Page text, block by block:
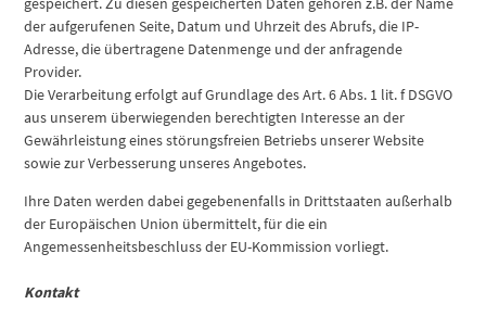
der aufgerufenen Seite, Datum und Uhrzeit des Abrufs, die IP-
Adresse, die übertragene Datenmenge und der anfragende
Provider.
Die Verarbeitung erfolgt auf Grundlage des Art. 6 Abs. 1 lit. f DSGVO
aus unserem überwiegenden berechtigten Interesse an der
Gewährleistung eines störungsfreien Betriebs unserer Website
sowie zur Verbesserung unseres Angebotes.
Ihre Daten werden dabei gegebenenfalls in Drittstaaten außerhalb
der Europäischen Union übermittelt, für die ein
Angemessenheitsbeschluss der EU-Kommission vorliegt.
Kontakt